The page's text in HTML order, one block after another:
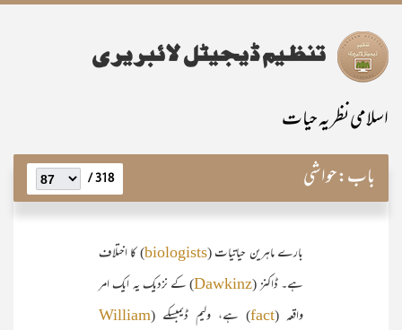
اسلامی نظریہ حیات
باب:حواشی 318 /
بارے ماہرین حیاتیات (biologists) کا اختلاف
ہے۔ ڈاکنز (Dawkinz) کے نزدیک یہ ایک امر
واقعہ (fact) ہے، ولیم ڈیمبسکے (William